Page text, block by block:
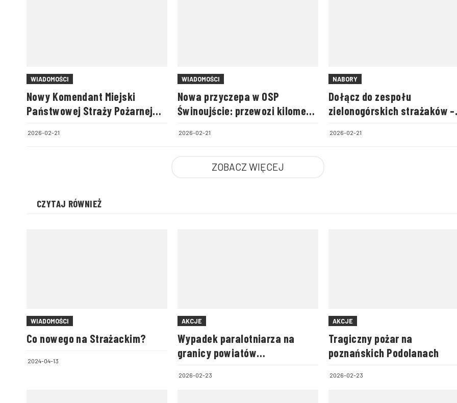
WIADOMOŚCI
Nowy Komendant Miejski
Państwowej Straży Pożarnej
2026-02-21
WIADOMOŚCI
Nowa przyczepa w OSP
Świnoujście: przewozi kilometr
2026-02-21
NABORY
Dołącz do zespołu
zielonogórskich strażaków –
Straży Pożarnej
2026-02-21
ZOBACZ WIĘCEJ
CZYTAJ RÓWNIEŻ
WIADOMOŚCI
Co nowego na Strażackim?
2024-04-13
AKCJE
Wypadek paralotniarza na
granicy powiatów
2026-02-23
AKCJE
Tragiczny pożar na
poznańskich Podolanach
2026-02-23